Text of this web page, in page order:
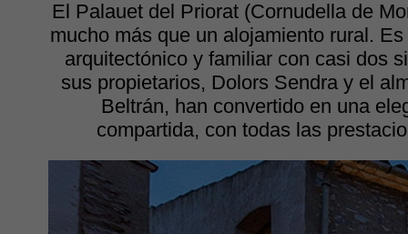
El Palauet del Priorat (Cornudella de
mucho más que un alojamiento rural.
arquitectónico y familiar con casi dos
sus propietarios, Dolors Sendra y el
Beltrán, han convertido en una
compartida, con todas las